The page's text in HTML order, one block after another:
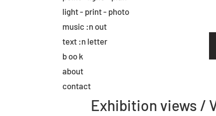
light - print - photo
music :n out
text :n letter
b oo k
about
contact
Exhibition views /